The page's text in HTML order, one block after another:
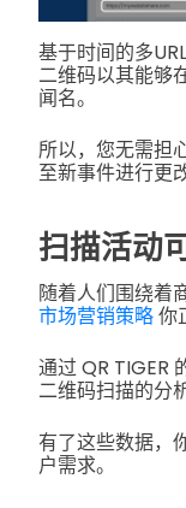
基于时间的多
二维码以其能够
闻名。
所以，您无需担
至新事件进行更
扫描活动
随着人们围绕着
市场营销策略你
通过 QR TIGER
二维码扫描的分
有了这些数据，
户需求。